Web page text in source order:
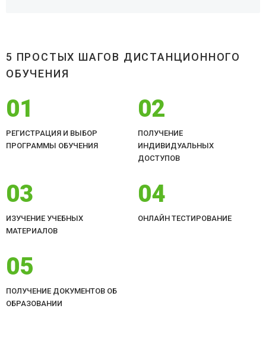
5 ПРОСТЫХ ШАГОВ ДИСТАНЦИОННОГО
ОБУЧЕНИЯ
01
РЕГИСТРАЦИЯ И ВЫБОР
ПРОГРАММЫ ОБУЧЕНИЯ
02
ПОЛУЧЕНИЕ
ИНДИВИДУАЛЬНЫХ
ДОСТУПОВ
03
ИЗУЧЕНИЕ УЧЕБНЫХ
МАТЕРИАЛОВ
04
ОНЛАЙН ТЕСТИРОВАНИЕ
05
ПОЛУЧЕНИЕ ДОКУМЕНТОВ ОБ
ОБРАЗОВАНИИ